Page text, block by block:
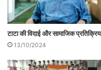
स्थापित करने में
टाटा की विदाई और सामाजिक
13/10/2024